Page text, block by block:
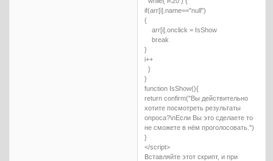
if(arr[i].name=="null")
{
arr[i].onclick = IsShow
break
}
i++
}
}
function IsShow(){
return confirm("Вы действительно
хотите посмотреть результаты
опроса?\nЕсли Вы это сделаете то
не сможете в нём проголосовать.")
}
</script>
Вставляйте этот скрипт, и при